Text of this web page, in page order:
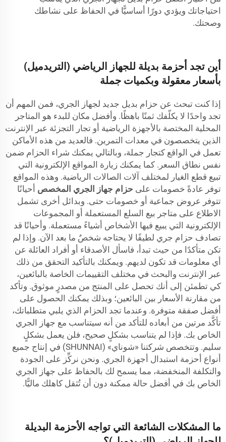
احتياجاتك ويؤدي دورًا أساسيًّا في الحفاظ على نشاطك
وصحتك.
أين تجد أحزمة بديلة للجهاز الرياضي (التريدميل)
بأسعار معقولة وبكميات جملة
إذا كنت تبحث عن حزام بديل جديد لجهاز الجري، فمن المهم أن
تجد واحدًا لا يكلّفك ثمنًا باهظًا. وأفضل مكان للبدء هو المتاجر
المحلية المختصة بالأجهزة الرياضية أو تجار التجزئة عبر الإنترنت
الذين يتخصصون في معدات التمرين. فالعديد من هذه الأماكن
تعمل في الواقع كتجار جملة، وبالتالي يمكنك شراء الحزام ضمن
نفس نطاق السعر. كما يمكنك زيارة المواقع الإلكترونية التي
تبيع قطع الغيار لمختلف آلات الصالات الرياضية. وهذه المواقع
توفر عادةً خصومات على حزام جهاز الجري المخصص أحيانًا
تتوفر عروض جماعية أو خصومات حتى. وبدائل أخرى تشمل
الاطلاع على متاجر بيع السلع المستعملة أو المجموعات
الإلكترونية التي يبيع فيها الأشخاص أشياءً مستعملة. وأحيانًا قد
تصادف حزام جري لطيفًا لا يحتاجه شخصٌ ما بعد الآن. وإذا لم
تكن متأكدًا من حيث تبدأ، فاسأل الأصدقاء أو أفراد العائلة عن
أي معلومات قد تكون لديهم. ويمكنك بالتأكيد التحقق من ذلك
عبر الإنترنت والبحث في مختلف التقييمات الخاصة بالبائعين،
كي تطمئن إلى أنك تحصل على المنتج من مصدرٍ موثوق. وتأكد
من مقارنة الأسعار بين البائعين؛ وبذلك يمكنك الحصول على
أفضل صفقة متوفرة. وعندما تجد الحزام الذي يلبي متطلباتك،
تأكَّد مرتين من أبعاده للتأكد من أنه سيتناسب مع جهاز الجري
الخاص بك. فإذا لم يتناسب بشكلٍ صحيح، فلن يعمل بشكلٍ
سليم. وتتخصص شركتنا «شوناي» (SHUNNAI) في إنتاج جميع
أنواع أحزمة استبدال أجهزة الجري. ونحن نركِّز على الجودة
والتكلفة المنخفضة، مما يسمح لك بالحفاظ على جهاز الجري
الخاص بك في أفضل حالة ممكنة دون أن تُثقل كاهلك ماليًّا.
ما المشكلات الشائعة التي تواجه الأحزمة البديلة